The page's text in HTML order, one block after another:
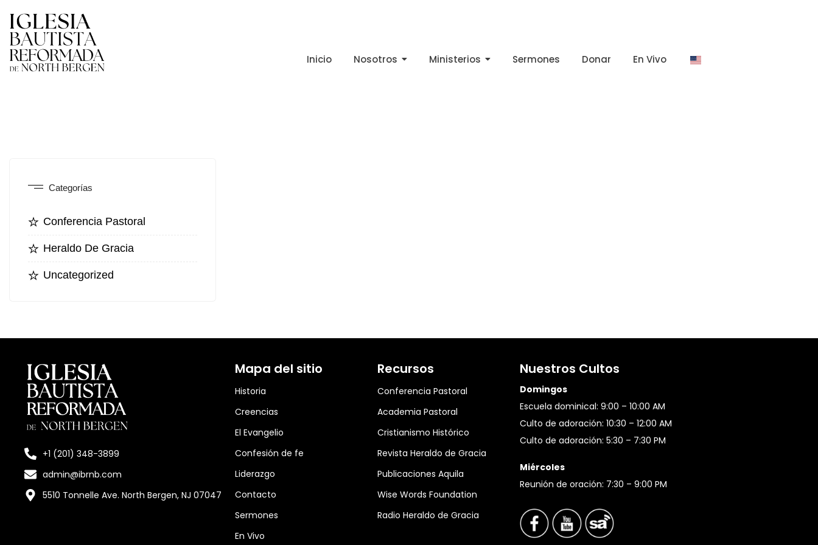
Inicio Nosotros Ministerios Sermones Donar En Vivo
Categorías
Conferencia Pastoral
Heraldo De Gracia
Uncategorized
+1 (201) 348-3899
admin@ibrnb.com
5510 Tonnelle Ave. North Bergen, NJ 07047
Mapa del sitio
Historia
Creencias
El Evangelio
Confesión de fe
Liderazgo
Contacto
Sermones
En Vivo
Recursos
Conferencia Pastoral
Academia Pastoral
Cristianismo Histórico
Revista Heraldo de Gracia
Publicaciones Aquila
Wise Words Foundation
Radio Heraldo de Gracia
Nuestros Cultos
Domingos
Escuela dominical: 9:00 – 10:00 AM
Culto de adoración: 10:30 – 12:00 AM
Culto de adoración: 5:30 – 7:30 PM
Miércoles
Reunión de oración: 7:30 – 9:00 PM